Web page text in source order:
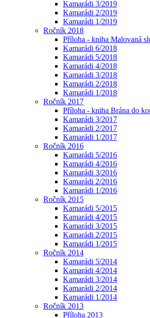
Kamarádi 3/2019
Kamarádi 2/2019
Kamarádi 1/2019
Ročník 2018
Příloha - kniha Malovaná
Kamarádi 6/2018
Kamarádi 5/2018
Kamarádi 4/2018
Kamarádi 3/2018
Kamarádi 2/2018
Kamarádi 1/2018
Ročník 2017
Příloha - kniha Brána do
Kamarádi 3/2017
Kamarádi 2/2017
Kamarádi 1/2017
Ročník 2016
Kamarádi 5/2016
Kamarádi 4/2016
Kamarádi 3/2016
Kamarádi 2/2016
Kamarádi 1/2016
Ročník 2015
Kamarádi 5/2015
Kamarádi 4/2015
Kamarádi 3/2015
Kamarádi 2/2015
Kamarádi 1/2015
Ročník 2014
Kamarádi 5/2014
Kamarádi 4/2014
Kamarádi 3/2014
Kamarádi 2/2014
Kamarádi 1/2014
Ročník 2013
Příloha 2013